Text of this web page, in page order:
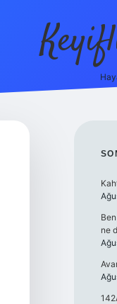
ne